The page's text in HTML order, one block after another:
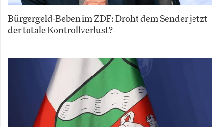
Bürgergeld-Beben im ZDF: Droht dem Sender jetzt
der totale Kontrollverlust?